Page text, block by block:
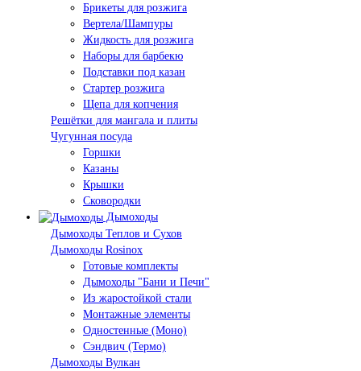
Брикеты для розжига
Вертела/Шампуры
Жидкость для розжига
Наборы для барбекю
Подставки под казан
Стартер розжига
Щепа для копчения
Решётки для мангала и плиты
Чугунная посуда
Горшки
Казаны
Крышки
Сковородки
Дымоходы
Дымоходы Теплов и Сухов
Дымоходы Rosinox
Готовые комплекты
Дымоходы "Бани и Печи"
Из жаростойкой стали
Монтажные элементы
Одностенные (Моно)
Сэндвич (Термо)
Дымоходы Вулкан